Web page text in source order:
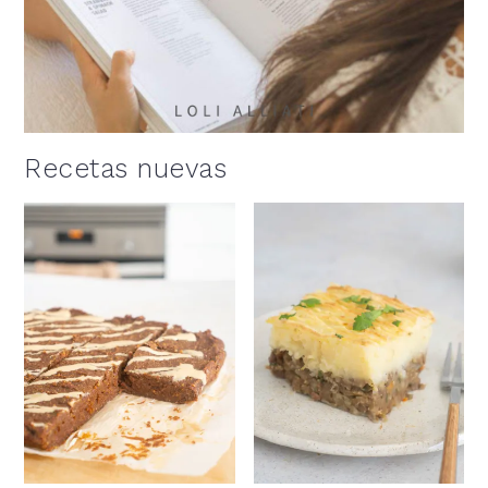
Recetas nuevas